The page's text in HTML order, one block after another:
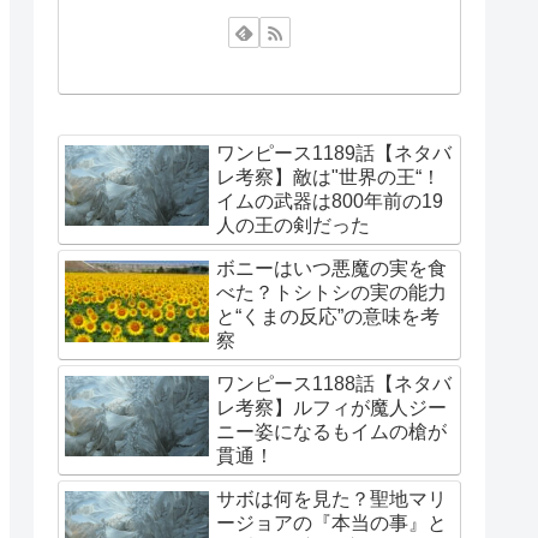
ワンピース1189話【ネタバ
レ考察】敵は"世界の王“！
イムの武器は800年前の19
人の王の剣だった
ボニーはいつ悪魔の実を食
べた？トシトシの実の能力
と“くまの反応”の意味を考
察
ワンピース1188話【ネタバ
レ考察】ルフィが魔人ジー
ニー姿になるもイムの槍が
貫通！
サボは何を見た？聖地マリ
ージョアの『本当の事』と